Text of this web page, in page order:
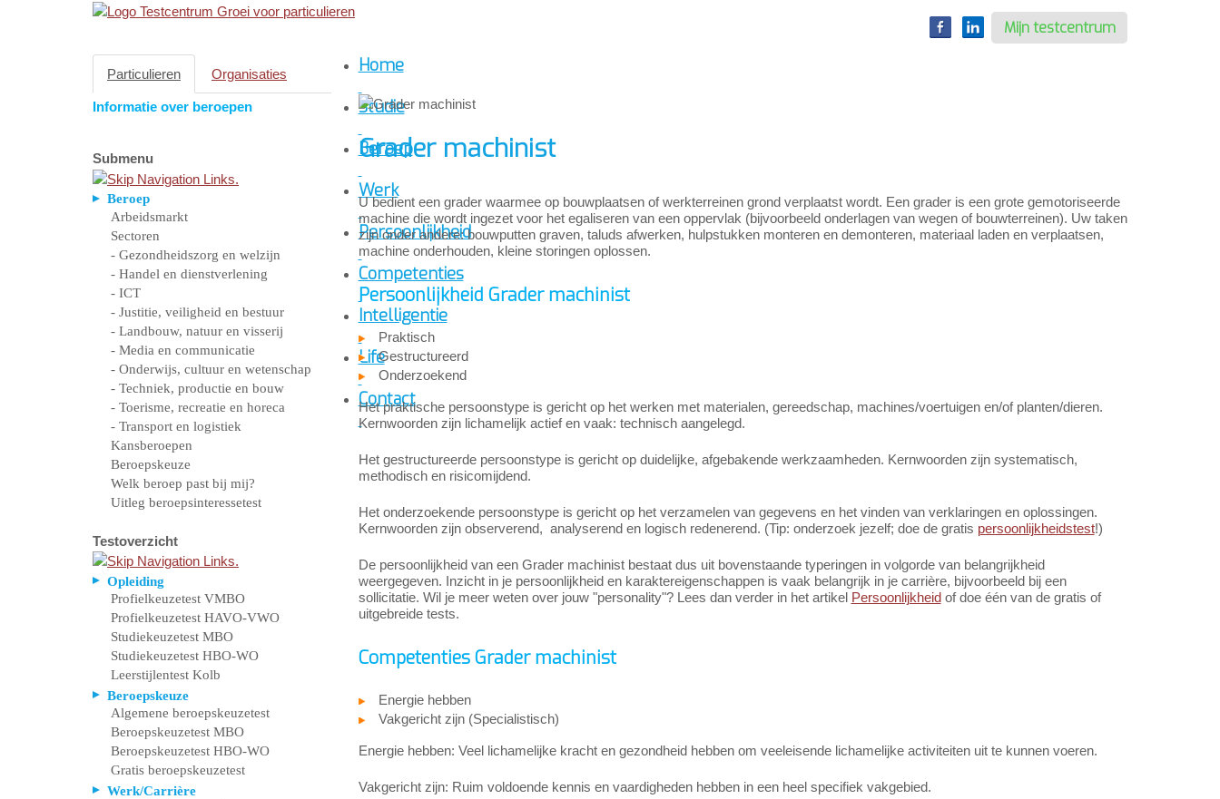
Mijn testcentrum
Particulieren Organisaties
Informatie over beroepen
Submenu
Beroep
Arbeidsmarkt
Sectoren
- Gezondheidszorg en welzijn
- Handel en dienstverlening
- ICT
- Justitie, veiligheid en bestuur
- Landbouw, natuur en visserij
- Media en communicatie
- Onderwijs, cultuur en wetenschap
- Techniek, productie en bouw
- Toerisme, recreatie en horeca
- Transport en logistiek
Kansberoepen
Beroepskeuze
Welk beroep past bij mij?
Uitleg beroepsinteressetest
Testoverzicht
Opleiding
Profielkeuzetest VMBO
Profielkeuzetest HAVO-VWO
Studiekeuzetest MBO
Studiekeuzetest HBO-WO
Leerstijlentest Kolb
Beroepskeuze
Algemene beroepskeuzetest
Beroepskeuzetest MBO
Beroepskeuzetest HBO-WO
Gratis beroepskeuzetest
Werk/Carrière
Home
Studie
Beroep
Werk
Persoonlijkheid
Competenties
Intelligentie
Life
Contact
Grader machinist
U bedient een grader waarmee op bouwplaatsen of werkterreinen grond verplaatst wordt. Een grader is een grote gemotoriseerde
machine die wordt ingezet voor het egaliseren van een oppervlak (bijvoorbeeld onderlagen van wegen of bouwterreinen). Uw taken
zijn onder andere: bouwputten graven, taluds afwerken, hulpstukken monteren en demonteren, materiaal laden en verplaatsen,
machine onderhouden, kleine storingen oplossen.
Persoonlijkheid Grader machinist
Praktisch
Gestructureerd
Onderzoekend
Het praktische persoonstype is gericht op het werken met materialen, gereedschap, machines/voertuigen en/of planten/dieren.
Kernwoorden zijn lichamelijk actief en vaak: technisch aangelegd.
Het gestructureerde persoonstype is gericht op duidelijke, afgebakende werkzaamheden. Kernwoorden zijn systematisch,
methodisch en risicomijdend.
Het onderzoekende persoonstype is gericht op het verzamelen van gegevens en het vinden van verklaringen en oplossingen.
Kernwoorden zijn observerend, analyserend en logisch redenerend. (Tip: onderzoek jezelf; doe de gratis persoonlijkheidstest!)
De persoonlijkheid van een Grader machinist bestaat dus uit bovenstaande typeringen in volgorde van belangrijkheid
weergegeven. Inzicht in je persoonlijkheid en karaktereigenschappen is vaak belangrijk in je carrière, bijvoorbeeld bij een
sollicitatie. Wil je meer weten over jouw "personality"? Lees dan verder in het artikel Persoonlijkheidof doe één van de gratis of
uitgebreide tests.
Competenties Grader machinist
Energie hebben
Vakgericht zijn (Specialistisch)
Energie hebben: Veel lichamelijke kracht en gezondheid hebben om veeleisende lichamelijke activiteiten uit te kunnen voeren.
Vakgericht zijn: Ruim voldoende kennis en vaardigheden hebben in een heel specifiek vakgebied.